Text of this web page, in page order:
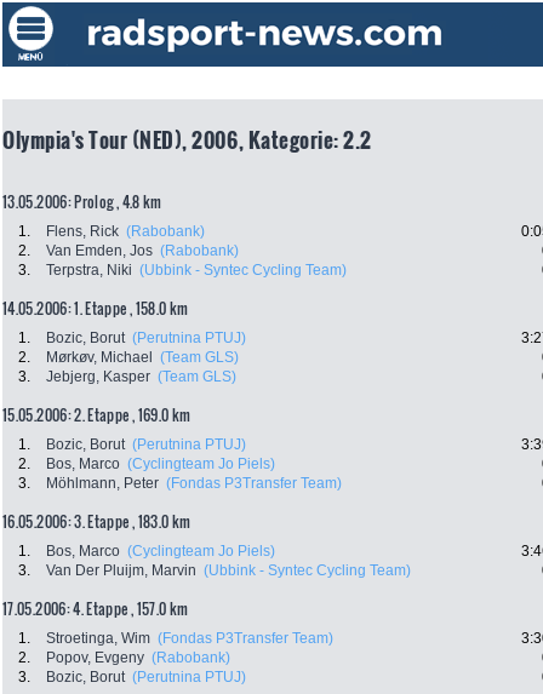
Olympia's Tour (NED), 2006, Kategorie: 2.2
13.05.2006: Prolog , 4.8 km
1. Flens, Rick (Rabobank)
2.
Van Emden, Jos (Rabobank)
3.
Terpstra, Niki (Ubbink - Syntec Cycling Team)
14.05.2006: 1. Etappe , 158.0 km
1. Bozic, Borut (Perutnina PTUJ)
2.
Mørkøv, Michael (Team GLS)
3.
Jebjerg, Kasper (Team GLS)
15.05.2006: 2. Etappe , 169.0 km
1. Bozic, Borut (Perutnina PTUJ)
2.
Bos, Marco (Cyclingteam Jo Piels)
3.
Möhlmann, Peter (Fondas P3Transfer Team)
16.05.2006: 3. Etappe , 183.0 km
1. Bos, Marco (Cyclingteam Jo Piels)
3.
Van Der Pluijm, Marvin (Ubbink - Syntec Cycling Team)
17.05.2006: 4. Etappe , 157.0 km
1. Stroetinga, Wim (Fondas P3Transfer Team)
2.
Popov, Evgeny (Rabobank)
3.
Bozic, Borut (Perutnina PTUJ)